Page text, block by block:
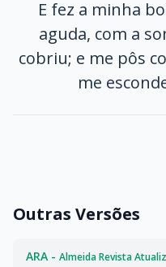
E fez a minha
aguda, com a
cobriu; e me pôs
me
Outras Versões
ARA - Almeida Revista